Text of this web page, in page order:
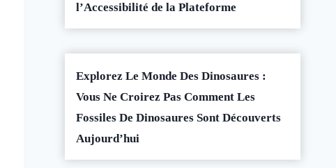
l’Accessibilité de la Plateforme
Explorez Le Monde Des Dinosaures :
Vous Ne Croirez Pas Comment Les
Fossiles De Dinosaures Sont Découverts
Aujourd’hui